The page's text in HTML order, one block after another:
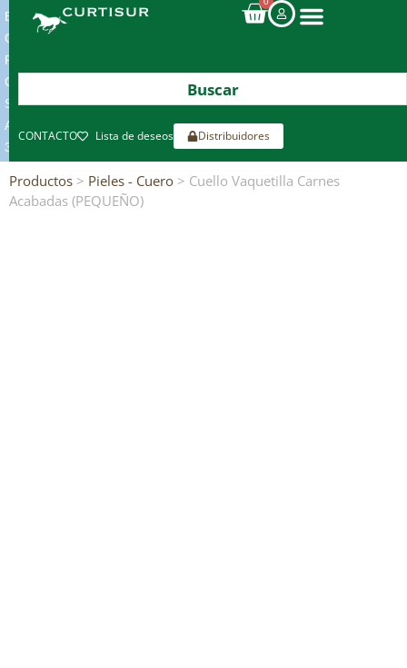
ENVIOS
GRATIS
POR
COMPRAS
SUPERIORES
A
300€*
CONTACTO Lista de deseos Distribuidores
Productos > Pieles - Cuero > Cuello Vaquetilla Carnes
Acabadas (PEQUEÑO)